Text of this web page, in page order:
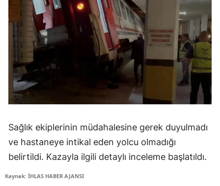
Sağlık ekiplerinin müdahalesine gerek duyulmadı
ve hastaneye intikal eden yolcu olmadığı
belirtildi. Kazayla ilgili detaylı inceleme başlatıldı.
Kaynak: İHLAS HABER AJANSI